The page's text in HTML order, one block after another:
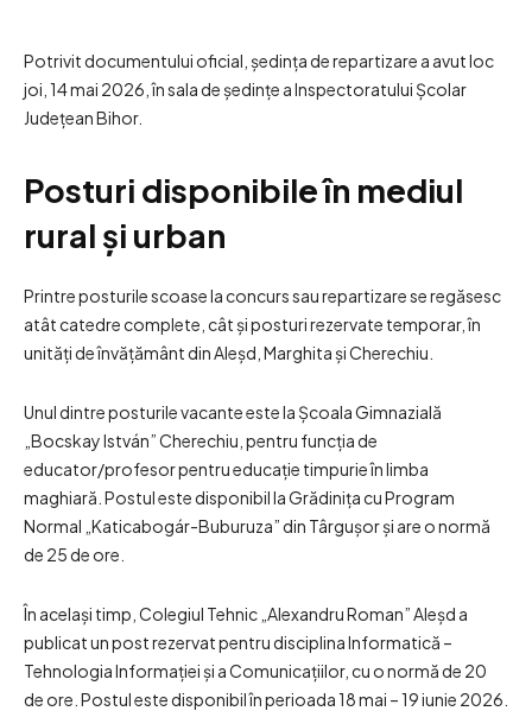
Potrivit documentului oficial, ședința de repartizare a avut loc
joi, 14 mai 2026, în sala de ședințe a Inspectoratului Școlar
Județean Bihor.
Posturi disponibile în mediul
rural și urban
Printre posturile scoase la concurs sau repartizare se regăsesc
atât catedre complete, cât și posturi rezervate temporar, în
unități de învățământ din Aleșd, Marghita și Cherechiu.
Unul dintre posturile vacante este la Școala Gimnazială
„Bocskay István” Cherechiu, pentru funcția de
educator/profesor pentru educație timpurie în limba
maghiară. Postul este disponibil la Grădinița cu Program
Normal „Katicabogár-Buburuza” din Târgușor și are o normă
de 25 de ore.
În același timp, Colegiul Tehnic „Alexandru Roman” Aleșd a
publicat un post rezervat pentru disciplina Informatică –
Tehnologia Informației și a Comunicațiilor, cu o normă de 20
de ore. Postul este disponibil în perioada 18 mai – 19 iunie 2026.